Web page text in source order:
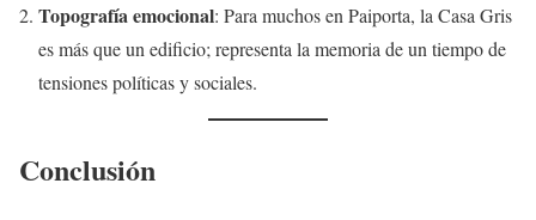
Topografía emocional: Para muchos en Paiporta, la Casa Gris
es más que un edificio; representa la memoria de un tiempo de
tensiones políticas y sociales.
Conclusión